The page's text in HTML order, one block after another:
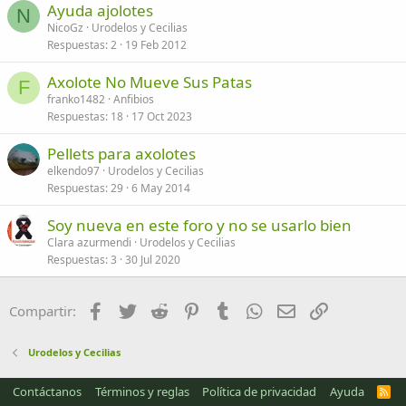
N Ayuda ajolotes
NicoGz
Urodelos y Cecilias
Respuestas 2 19 Feb 2012
F Axolote No Mueve Sus Patas
franko1482 Anfibios
Respuestas 18 17 Oct 2023
Pellets para axolotes
elkendo97 Urodelos y Cecilias
Respuestas 29 6 May 2014
Soy nueva en este foro y no se usarlo bien
Clara azurmendi
Urodelos y Cecilias
Respuestas 3 30 Jul 2020
Compartir: Facebook
Twitter Reddit PinterestTumblrWhatsApp
Email
Urodelos y Cecilias
Contáctanos Términos y reglas Política de privacidad Ayuda
R